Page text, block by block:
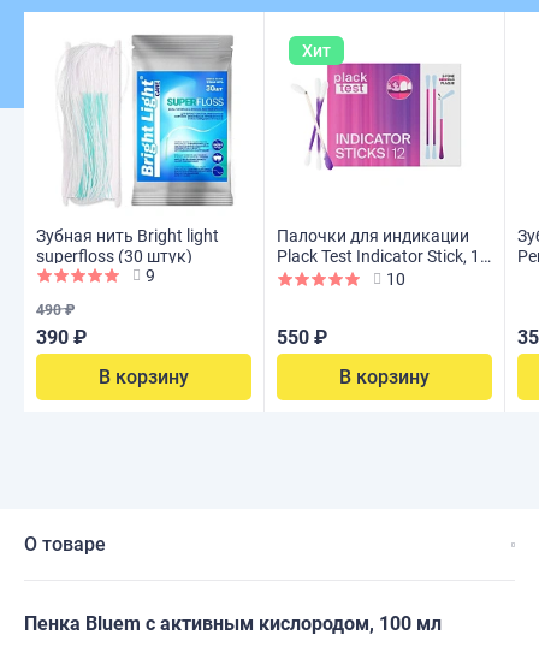
Зубная нить Bright light
superfloss (30 штук)
9
490 ₽
390 ₽
В корзину
Хит
Палочки для индикации
Plack Test Indicator Stick, 12
шт
10
550 ₽
В корзину
О товаре
Пенка Bluem с активным кислородом, 100 мл